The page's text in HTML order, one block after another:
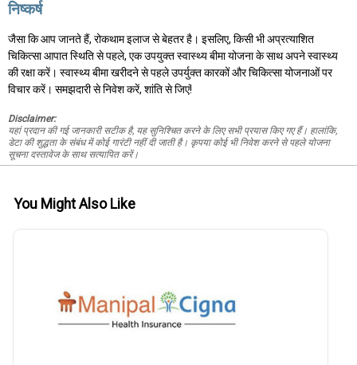
निष्कर्ष
जैसा कि आप जानते हैं, रोकथाम इलाज से बेहतर है। इसलिए, किसी भी अप्रत्याशित
चिकित्सा आपात स्थिति से पहले, एक उपयुक्त स्वास्थ्य बीमा योजना के साथ अपने स्वास्थ्य
की रक्षा करें। स्वास्थ्य बीमा खरीदने से पहले उपर्युक्त कारकों और चिकित्सा योजनाओं पर
विचार करें। समझदारी से निवेश करें, शांति से जिएं!
Disclaimer:
यहां प्रदान की गई जानकारी सटीक है, यह सुनिश्चित करने के लिए सभी प्रयास किए गए हैं। हालांकि,
डेटा की शुद्धता के संबंध में कोई गारंटी नहीं दी जाती है। कृपया कोई भी निवेश करने से पहले योजना
सूचना दस्तावेज के साथ सत्यापित करें।
You Might Also Like